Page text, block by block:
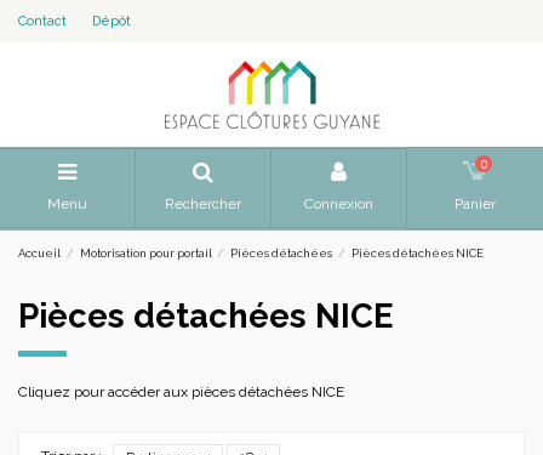
Contact Dépôt
Menu Rechercher Connexion
0
Panier
Accueil Motorisation pour portail Pièces détachées Pièces détachées NICE
Pièces détachées NICE
Cliquez pour accéder aux pièces détachées NICE